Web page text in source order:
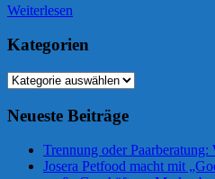
Weiterlesen
Kategorien
Kategorien
Neueste Beiträge
Trennung oder Paarberatung:
Josera Petfood macht mit